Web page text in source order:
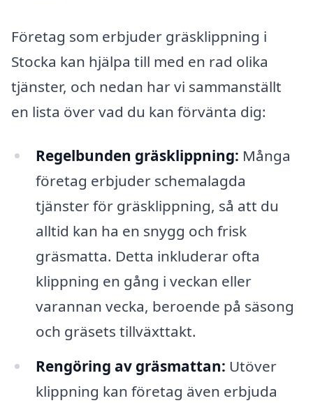
Företag som erbjuder gräsklippning i
Stocka kan hjälpa till med en rad olika
tjänster, och nedan har vi sammanställt
en lista över vad du kan förvänta dig:
Regelbunden gräsklippning: Många
företag erbjuder schemalagda
tjänster för gräsklippning, så att du
alltid kan ha en snygg och frisk
gräsmatta. Detta inkluderar ofta
klippning en gång i veckan eller
varannan vecka, beroende på säsong
och gräsets tillväxttakt.
Rengöring av gräsmattan: Utöver
klippning kan företag även erbjuda